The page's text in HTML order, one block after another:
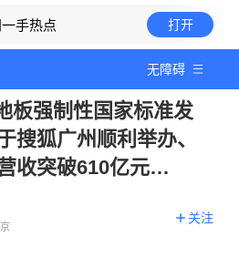
手热点 打开
无障碍
板强制性国家标准发
搜狐广州顺利举办、
收突破610亿元…
关注